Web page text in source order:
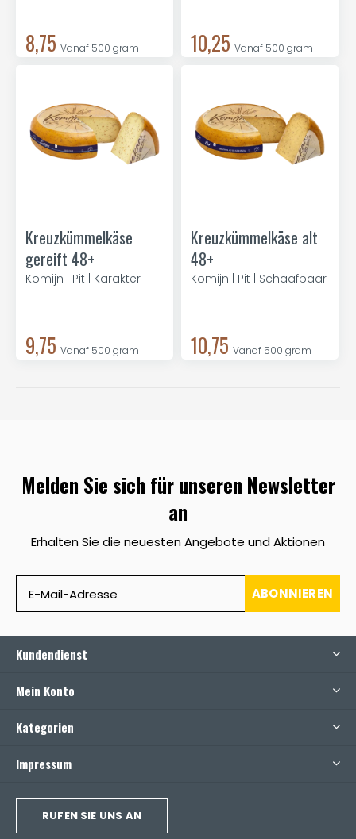
8,75 Vanaf 500 gram 10,25 Vanaf 500 gram
Kreuzkümmelkäse
gereift 48+
Komijn | Pit | Karakter
9,75 Vanaf 500 gram
Kreuzkümmelkäse alt
48+
Komijn | Pit | Schaafbaar
10,75 Vanaf 500 gram
Melden Sie sich für unseren Newsletter
an
Erhalten Sie die neuesten Angebote und Aktionen
ABONNIEREN
Kundendienst
Mein Konto
Kategorien
Impressum
RUFEN SIE UNS AN